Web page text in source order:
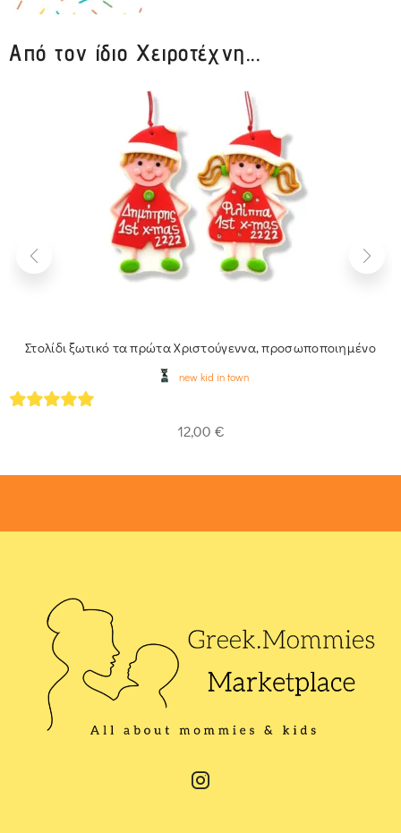
Από τον ίδιο Χειροτέχνη...
Στολίδι ξωτικό τα πρώτα Χριστούγεννα, προσωποποιημένο
new kid in town
12,00 €